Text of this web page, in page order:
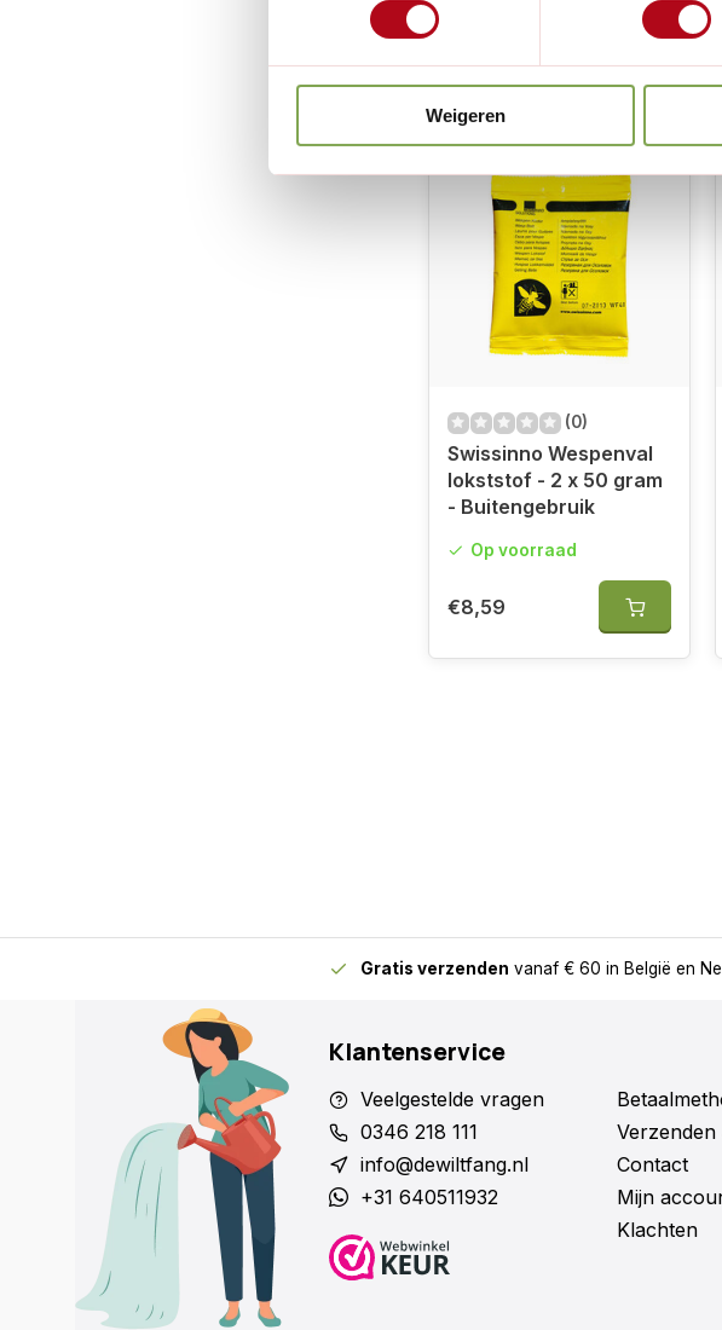
Weigeren
€7,95
(0)
Swissinno Wespenval
lokststof - 2 x 50 gram
- Buitengebruik
Op voorraad
€8,59
Gratis verzenden vanaf € 60 in België en
Klantenservice
Veelgestelde vragen
0346 218 111
info@dewiltfang.nl
+31 640511932
Contact
Mijn
Klachten